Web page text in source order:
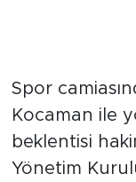
Spor
Kocaman ile
beklentisi
Yönetim